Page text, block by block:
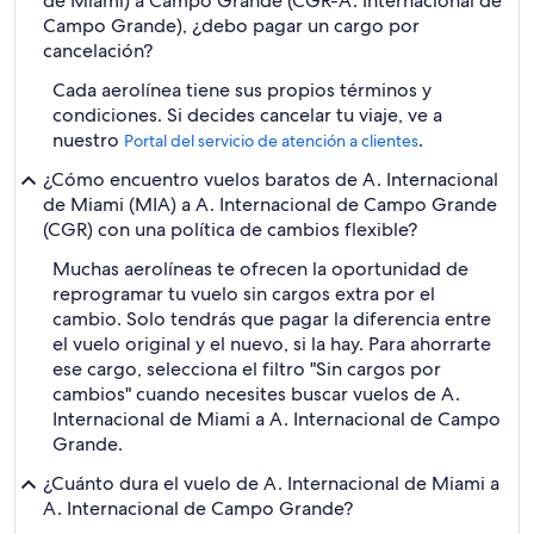
Campo Grande), ¿debo pagar un cargo por
cancelación?
Cada aerolínea tiene sus propios términos y
condiciones. Si decides cancelar tu viaje, ve a
nuestro Portal del servicio de atención a clientes.
¿Cómo encuentro vuelos baratos de A. Internacional
de Miami (MIA) a A. Internacional de Campo Grande
(CGR) con una política de cambios flexible?
Muchas aerolíneas te ofrecen la oportunidad de
reprogramar tu vuelo sin cargos extra por el
cambio. Solo tendrás que pagar la diferencia entre
el vuelo original y el nuevo, si la hay. Para ahorrarte
ese cargo, selecciona el filtro "Sin cargos por
cambios" cuando necesites buscar vuelos de A.
Internacional de Miami a A. Internacional de Campo
Grande.
¿Cuánto dura el vuelo de A. Internacional de Miami a
A. Internacional de Campo Grande?